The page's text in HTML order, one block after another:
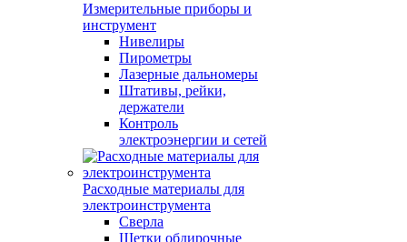
Измерительные приборы и
инструмент
Нивелиры
Пирометры
Лазерные дальномеры
Штативы, рейки,
держатели
Контроль
электроэнергии и сетей
Расходные материалы для
электроинструмента
Сверла
Щетки обдирочные